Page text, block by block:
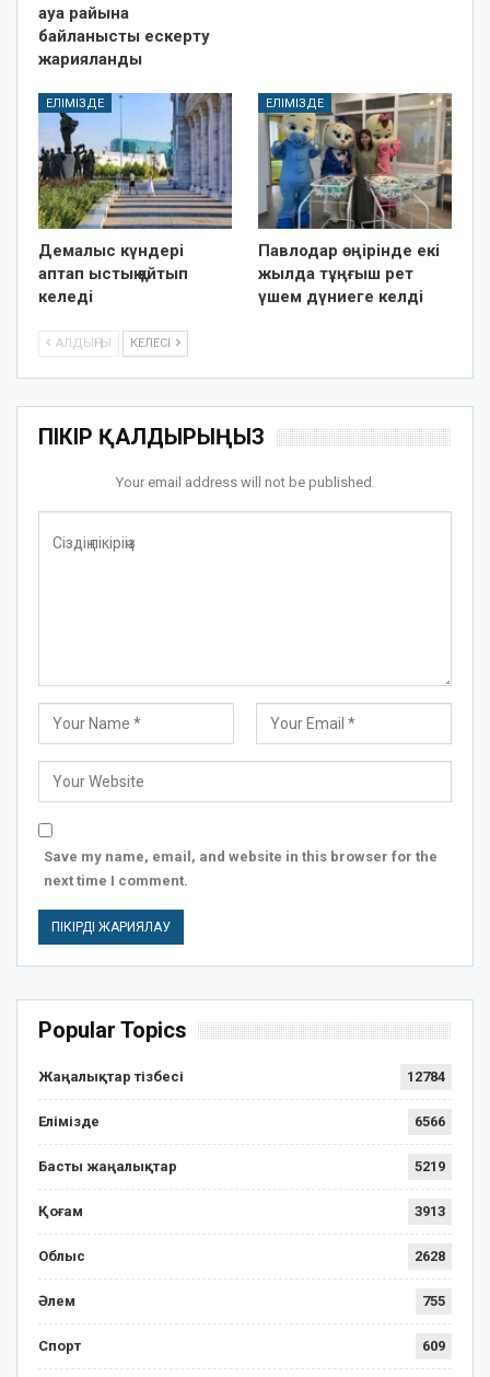
ауа райына
байланысты ескерту
жарияланды
ЕЛІМІЗДЕ
Демалыс күндері
аптап ыстық қайтып
келеді
ЕЛІМІЗДЕ
Павлодар өңірінде екі
жылда тұңғыш рет
үшем дүниеге келді
АЛДЫҢҒЫ КЕЛЕСІ
ПІКІР ҚАЛДЫРЫҢЫЗ
Your email address will not be published.
Save my name, email, and website in this browser for the
next time I comment.
Popular Topics
Жаңалықтар тізбесі 12784
Елімізде 6566
Басты жаңалықтар 5219
Қоғам 3913
Облыс 2628
Әлем 755
Спорт 609